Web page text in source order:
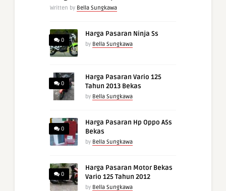
Written by Bella Sungkawa
0
Harga Pasaran Ninja Ss
by Bella Sungkawa
0
Harga Pasaran Vario 125
Tahun 2013 Bekas
by Bella Sungkawa
0
Harga Pasaran Hp Oppo A5s
Bekas
by Bella Sungkawa
0
Harga Pasaran Motor Bekas
Vario 125 Tahun 2012
by Bella Sungkawa